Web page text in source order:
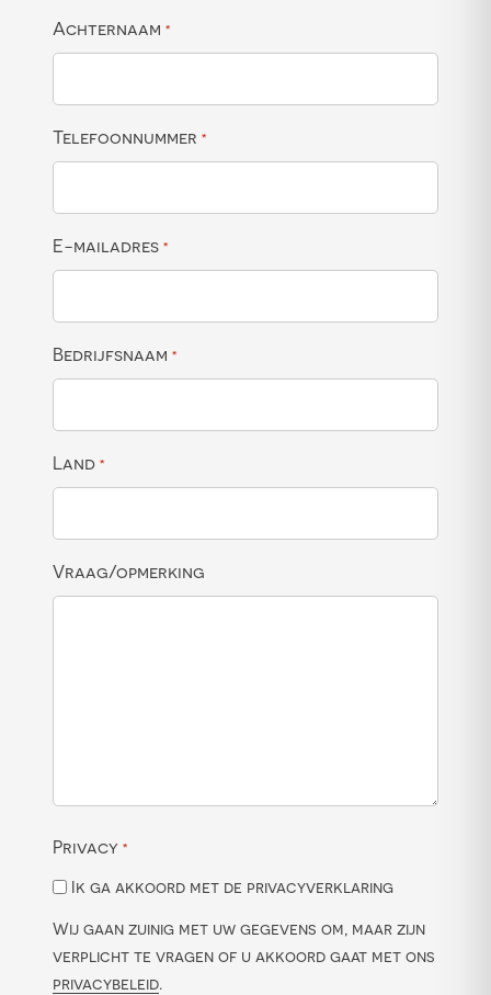
Achternaam *
Telefoonnummer *
E-mailadres *
Bedrijfsnaam *
Land *
Vraag/opmerking
Privacy *
Ik ga akkoord met de privacyverklaring
Wij gaan zuinig met uw gegevens om, maar zijn
verplicht te vragen of u akkoord gaat met ons
privacybeleid.